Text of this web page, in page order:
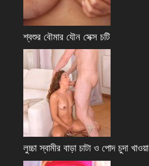
শ্বশুর বৌমার যৌন সেক্স চটি
লুচ্চা স্বামীর বাড়া চাটা ও পোদ চুদা খাওয়া